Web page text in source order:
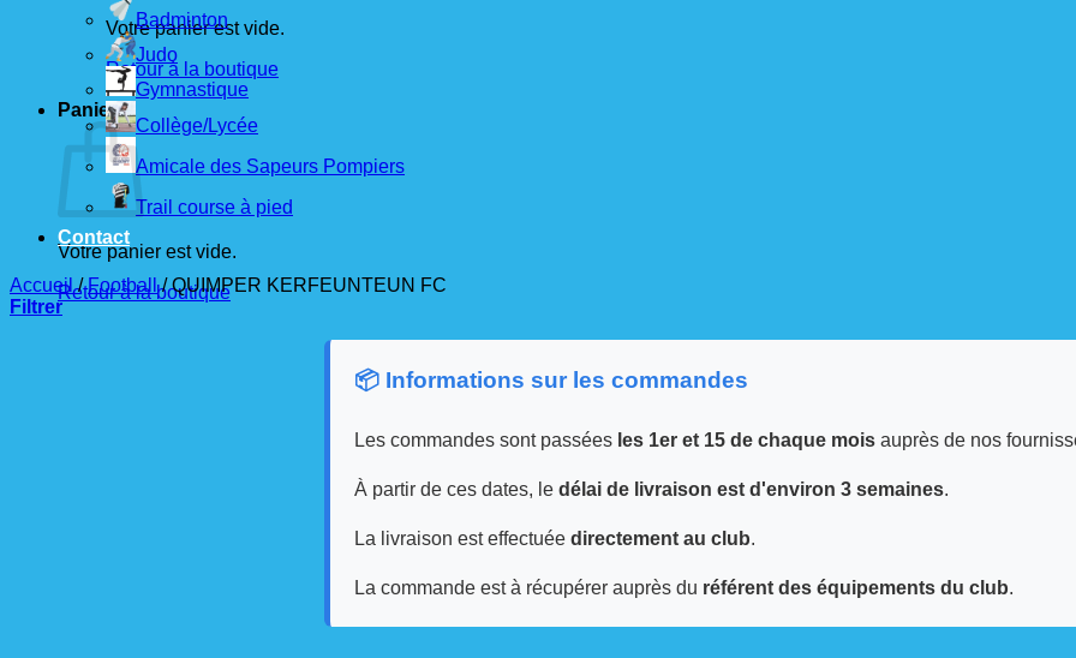
Votre panier est vide.
Retour à la boutique
Panier
Votre panier est vide.
Retour à la boutique
📦 Informations sur les commandes
Les commandes sont passées les 1er et 15 de chaque moisauprès de nos
À partir de ces dates, le délai de livraison est d'environ 3 semaines.
La livraison est effectuée directement au club.
La commande est à récupérer auprès du référent des équipements du club.
Badminton
Judo
Gymnastique
Collège/Lycée
Amicale des Sapeurs Pompiers
Trail course à pied
Contact
Accueil / Football /QUIMPER KERFEUNTEUN FC
Filtrer